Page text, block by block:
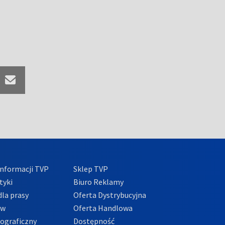
TVP
prasy
Sklep TVP
Biuro Reklamy
Oferta Dystrybucyjna
Oferta Handlowa
Dostępność